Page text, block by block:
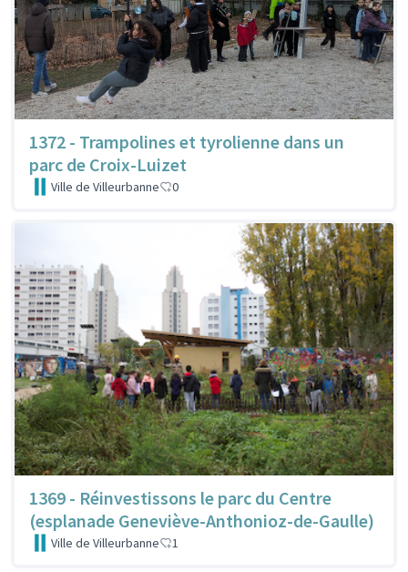
1372 - Trampolines et tyrolienne dans un
parc de Croix-Luizet
Ville de Villeurbanne 0
1369 - Réinvestissons le parc du Centre
(esplanade Geneviève-Anthonioz-de-Gaulle)
Ville de Villeurbanne 1